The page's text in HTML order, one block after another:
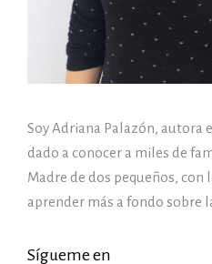
Soy Adriana Palazón, autora
dado a conocer a miles de
Madre de dos pequeños, con
aprender más a fondo sobre
Sígueme en